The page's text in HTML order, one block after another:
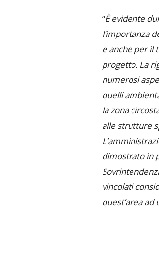
È evidente
l’importanza
e anche per il
progetto. La
numerosi
quelli
la zona
alle strutture
dimostrato in
vincolati
quest’area